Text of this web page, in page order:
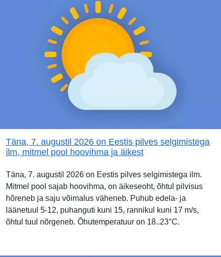
Täna, 7. augustil 2026 on Eestis pilves selgimistega
ilm, mitmel pool hoovihma ja äikest
Täna, 7. augustil 2026 on Eestis pilves selgimistega ilm.
Mitmel pool sajab hoovihma, on äikeseoht, õhtul pilvisus
hõreneb ja saju võimalus väheneb. Puhub edela- ja
läänetuul 5-12, puhanguti kuni 15, rannikul kuni 17 m/s,
õhtul tuul nõrgeneb. Õhutemperatuur on 18..23°C.